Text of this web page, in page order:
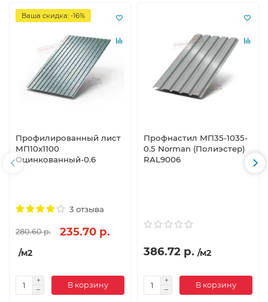
Ваша скидка: -16%
Профилированный лист
МП10х1100
Оцинкованный-0.6
3 отзыва
280.60 р. 235.70 р.
/м2
В корзину
Профнастил МП35-1035-
0.5 Norman (Полиэстер)
RAL9006
386.72 р. /м2
В корзину